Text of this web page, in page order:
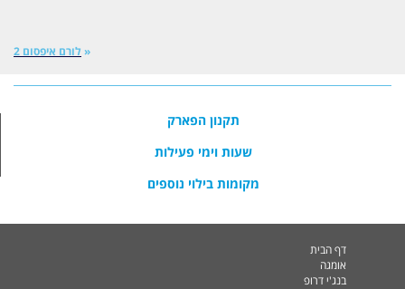
« לורם איפסום 2
תקנון הפארק
שעות וימי פעילות
מקומות בילוי נוספים
דף הבית
אומגה
בנג'י דרופ